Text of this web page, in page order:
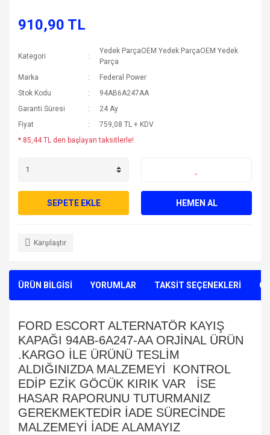
910,90 TL
Kategori
Yedek ParçaOEM Yedek ParçaOEM Yedek
Parça
Marka
Federal Power
Stok Kodu
94AB6A247AA
Garanti Süresi
24 Ay
Fiyat
759,08 TL + KDV
* 85,44 TL den başlayan taksitlerle!
SEPETE EKLE HEMEN AL
Karşılaştır
ÜRÜN BİLGİSİ YORUMLAR TAKSİT SEÇENEKLERİ
FORD ESCORT ALTERNATÖR KAYIŞ
KAPAĞI 94AB-6A247-AA ORJİNAL ÜRÜN
.KARGO İLE ÜRÜNÜ TESLİM
ALDIĞINIZDA MALZEMEYİ KONTROL
EDİP EZİK GÖCÜK KIRIK VAR İSE
HASAR RAPORUNU TUTURMANIZ
GEREKMEKTEDİR İADE SÜRECİNDE
MALZEMEYİ İADE ALAMAYIZ